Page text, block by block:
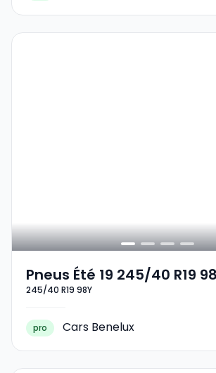
Pneus Été 19 245/40 R19
245/40 R19 98Y
pro Cars Benelux